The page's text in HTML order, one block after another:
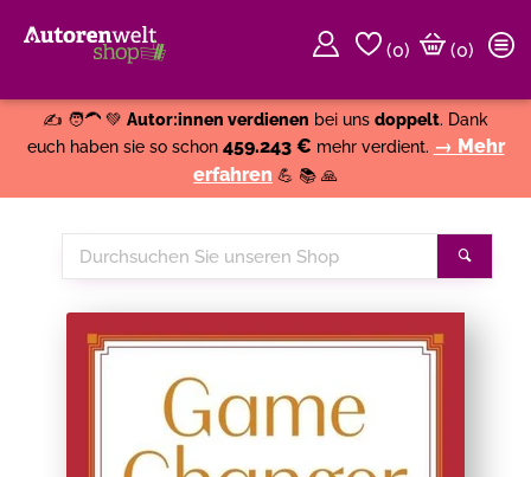
(0)
(0)
✍️ 🧑‍🦱 💚 Autor:innen verdienen bei uns doppelt. Dank
euch haben sie so schon 459.243 € mehr verdient. → Mehr
erfahren 💪 📚 🙏
Durchsuchen
Sie
Shop